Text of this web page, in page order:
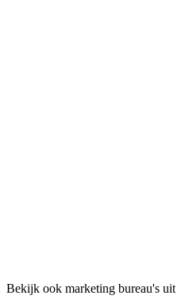
Bekijk ook marketing bureau's uit